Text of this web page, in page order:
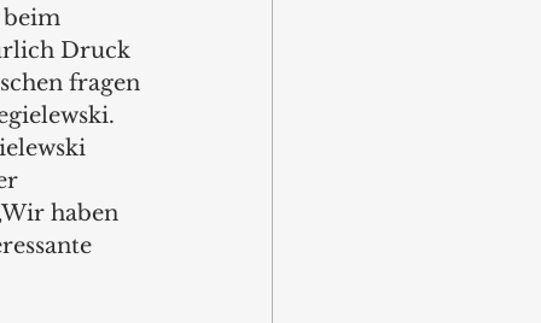
beim
Druck
fragen
haben